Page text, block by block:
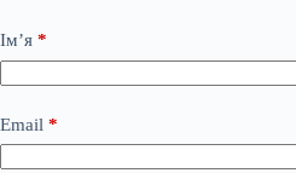
Ім’я *
Email *